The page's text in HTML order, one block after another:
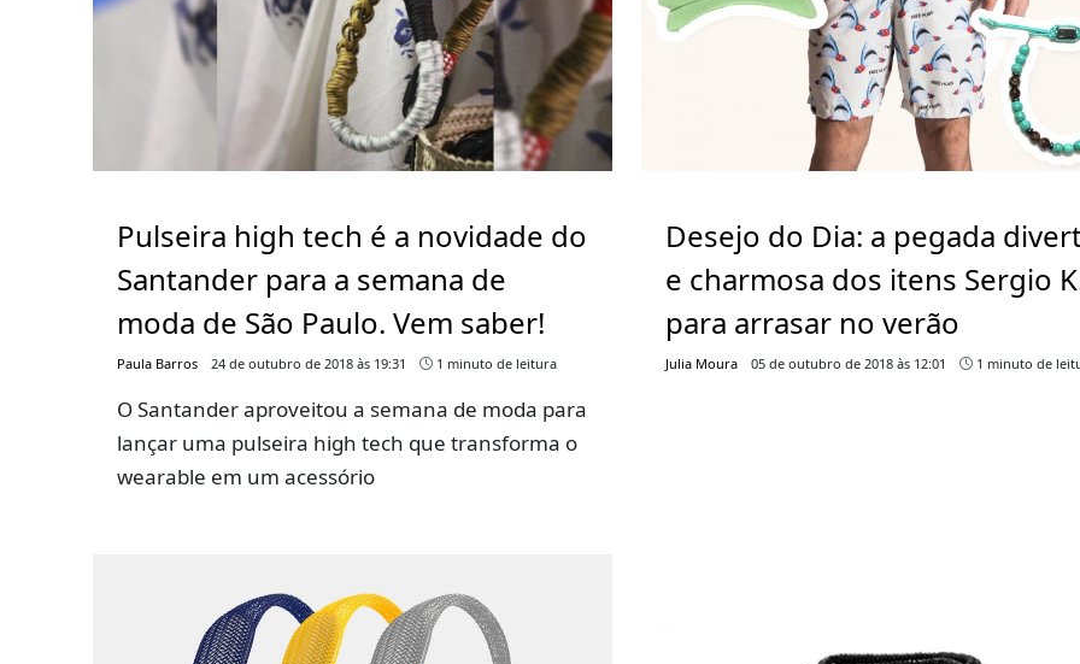
Pulseira high tech é a novidade do
Santander para a semana de
moda de São Paulo. Vem saber!
Paula Barros 24 de outubro de 2018 às 19:31 1 minuto de leitura
O Santander aproveitou a semana de moda para
lançar uma pulseira high tech que transforma o
wearable em um acessório
Desejo do Dia: a pegada
e charmosa dos itens Sergio
para arrasar no verão
Julia Moura 05 de outubro de 2018 às 12:01 1 minuto de